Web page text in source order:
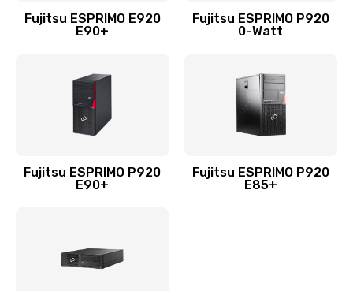
Fujitsu ESPRIMO E920
E90+
Fujitsu ESPRIMO P920
0-Watt
Fujitsu ESPRIMO P920
E90+
Fujitsu ESPRIMO P920
E85+